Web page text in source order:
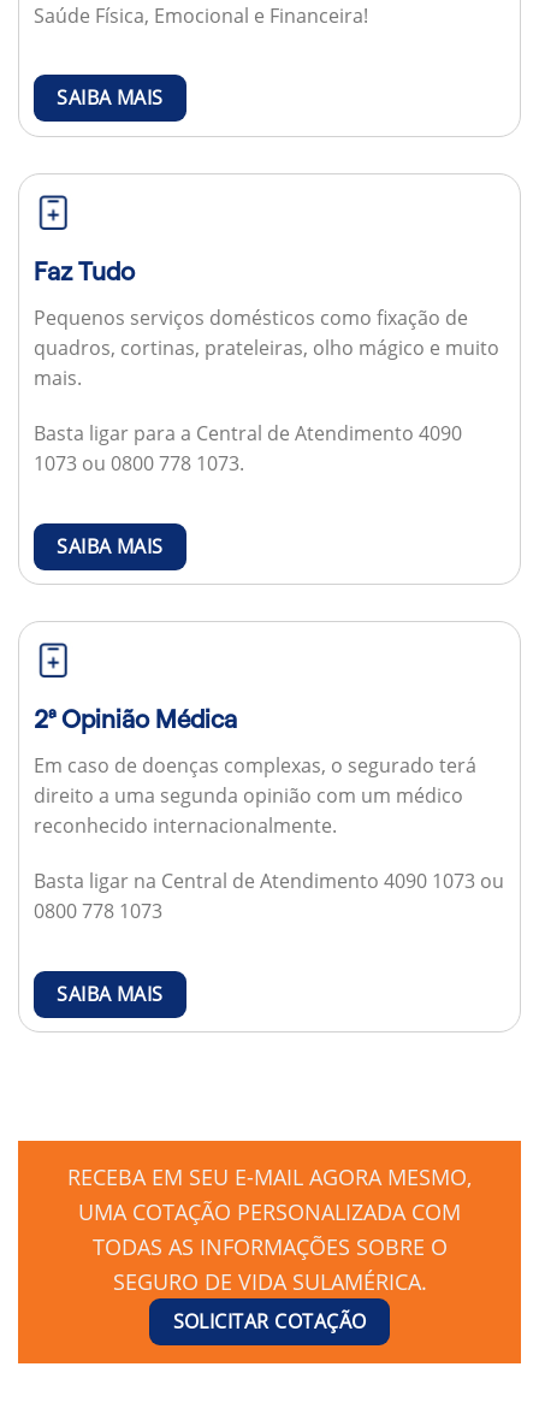
Saúde Física, Emocional e Financeira!
SAIBA MAIS
Faz Tudo
Pequenos serviços domésticos como fixação de
quadros, cortinas, prateleiras, olho mágico e muito
mais.
Basta ligar para a Central de Atendimento 4090
1073 ou 0800 778 1073.
SAIBA MAIS
2ª Opinião Médica
Em caso de doenças complexas, o segurado terá
direito a uma segunda opinião com um médico
reconhecido internacionalmente.
Basta ligar na Central de Atendimento 4090 1073 ou
0800 778 1073
SAIBA MAIS
RECEBA EM SEU E-MAIL AGORA MESMO,
UMA COTAÇÃO PERSONALIZADA COM
TODAS AS INFORMAÇÕES SOBRE O
SEGURO DE VIDA SULAMÉRICA.
SOLICITAR COTAÇÃO